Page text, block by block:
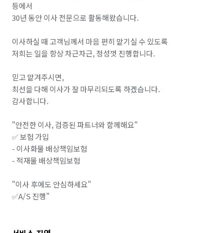
등에서
30년 동안 이사 전문으로 활동해왔습니다.
이사하실 때 고객님께서 마음 편히 맡기실 수 있도록
저희는 일을 항상 차근차근, 정성껏 진행합니다.
믿고 맡겨주시면,
최선을 다해 이사가 잘 마무리되도록 하겠습니다.
감사합니다.
"안전한 이사, 검증된 파트너와 함께해요"
✅ 보험 가입
- 이사화물 배상책임보험
- 적재물 배상책임보험
"이사 후에도 안심하세요"
✅A/S 진행"